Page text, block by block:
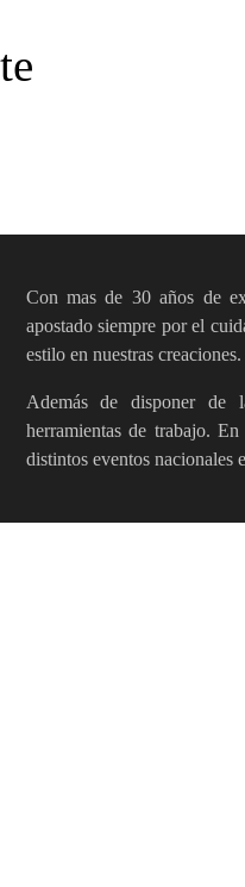
Con mas de 30 años de
apostado siempre por el
estilo en nuestras creaciones.
Además de disponer de
herramientas de trabajo.
distintos eventos nacionales